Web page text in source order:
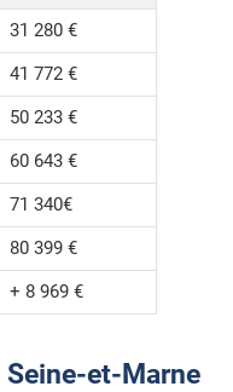
31 280 €
41 772 €
50 233 €
60 643 €
71 340€
80 399 €
+ 8 969 €
et-Marne